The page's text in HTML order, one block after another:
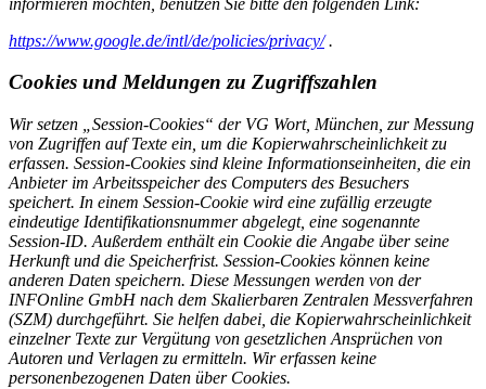
https://www.google.de/intl/de/policies/privacy/.
Cookies und Meldungen zu Zugriffszahlen
Wir setzen „Session-Cookies“ der VG Wort, München, zur Messung
von Zugriffen auf Texte ein, um die Kopierwahrscheinlichkeit zu
erfassen. Session-Cookies sind kleine Informationseinheiten, die ein
Anbieter im Arbeitsspeicher des Computers des Besuchers
speichert. In einem Session-Cookie wird eine zufällig erzeugte
eindeutige Identifikationsnummer abgelegt, eine sogenannte
Session-ID. Außerdem enthält ein Cookie die Angabe über seine
Herkunft und die Speicherfrist. Session-Cookies können keine
anderen Daten speichern. Diese Messungen werden von der
INFOnline GmbH nach dem Skalierbaren Zentralen Messverfahren
(SZM) durchgeführt. Sie helfen dabei, die Kopierwahrscheinlichkeit
einzelner Texte zur Vergütung von gesetzlichen Ansprüchen von
Autoren und Verlagen zu ermitteln. Wir erfassen keine
personenbezogenen Daten über Cookies.